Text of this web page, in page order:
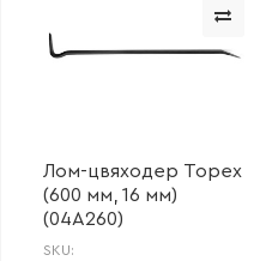
Лом-цвяходер Topex
(600 мм, 16 мм)
(04A260)
SKU: